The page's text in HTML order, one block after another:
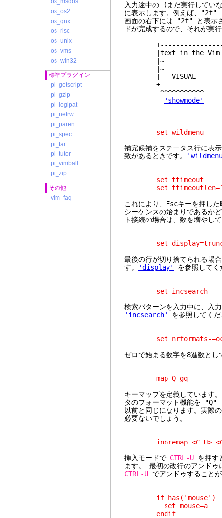
os_msdos
os_os2
os_qnx
os_risc
os_unix
os_vms
os_win32
標準プラグイン
pi_getscript
pi_gzip
pi_logipat
pi_netrw
pi_paren
pi_spec
pi_tar
pi_tutor
pi_vimball
pi_zip
その他
vim_faq
入力途中の (まだ実行して
に表示します。例えば、"2f"
画面の右下には "2f" と表示
ドが完成するので、それが
|text in
|--
^^^^^^^^^^^
'showmode'
set wildmenu
補完候補をステータス行に表
致があるときです。
set ttimeout
set
これにより、Escキーを押し
シーケンスの始まりであるか
ト接続の場合は、数を増やし
set
最後の行が切り捨てられる場
す。
'display' を参照してく
set incsearch
検索パターンを入力中に、入
'incsearch'
を参照してく
set nrformats-
ゼロで始まる数字を8進数とし
map Q gq
キーマップを定義しています
タのフォーマット機能を
以前と同じになります。実際
必要ないでしょう。
inoremap <C-U> <C-
挿入モードで CTRL-U を押す
ます。 最初の改行のアンド
CTRL-U でアンドゥすること
if has('mouse')
set mouse=a
endif